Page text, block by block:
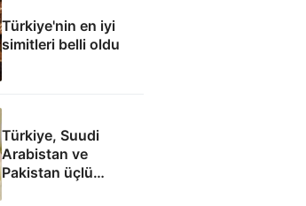
Türkiye'nin en iyi
simitleri belli oldu
Türkiye, Suudi
Arabistan ve
Pakistan üçlü